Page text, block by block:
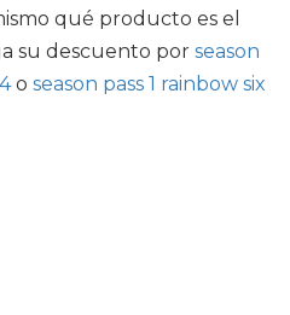
qué producto es el
su descuento por season
o season pass 1 rainbow six